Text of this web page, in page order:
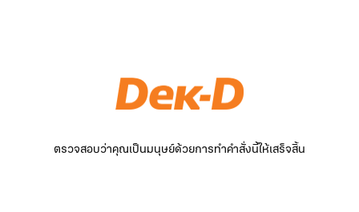
ตรวจสอบว่าคุณเป็นมนุษย์ด้วยการทำคำสั่งนี้ให้เสร็จสิ้น